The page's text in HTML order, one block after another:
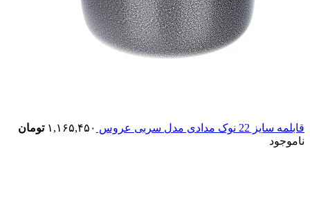
قابلمه سایز 22 نوک مدادی مدل سربی عروس ۱,۱۶۵,۴۵۰ تومان
ناموجود